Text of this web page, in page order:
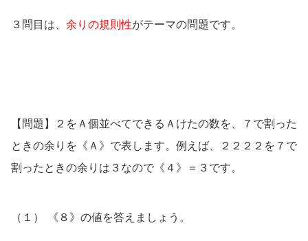
３問目は、 余りの規則性がテーマの問題です。
【問題】２をＡ個並べてできるＡけたの数を、７で割った
ときの余りを《Ａ》で表します。例えば、２２２２を７で
割ったときの余りは３なので《４》＝３です。
（１） 《８》の値を答えましょう。